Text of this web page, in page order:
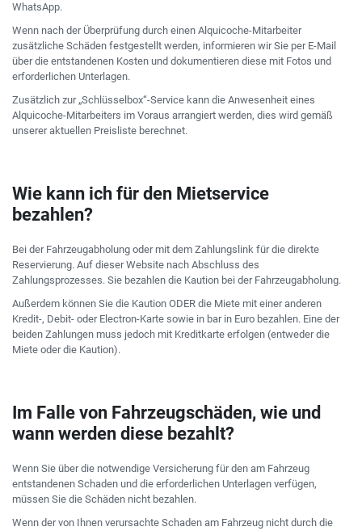
WhatsApp.
Wenn nach der Überprüfung durch einen Alquicoche-Mitarbeiter
zusätzliche Schäden festgestellt werden, informieren wir Sie per E-Mail
über die entstandenen Kosten und dokumentieren diese mit Fotos und
erforderlichen Unterlagen.
Zusätzlich zur „Schlüsselbox“-Service kann die Anwesenheit eines
Alquicoche-Mitarbeiters im Voraus arrangiert werden, dies wird gemäß
unserer aktuellen Preisliste berechnet.
Wie kann ich für den Mietservice
bezahlen?
Bei der Fahrzeugabholung oder mit dem Zahlungslink für die direkte
Reservierung. Auf dieser Website nach Abschluss des
Zahlungsprozesses. Sie bezahlen die Kaution bei der Fahrzeugabholung.
Außerdem können Sie die Kaution ODER die Miete mit einer anderen
Kredit-, Debit- oder Electron-Karte sowie in bar in Euro bezahlen. Eine der
beiden Zahlungen muss jedoch mit Kreditkarte erfolgen (entweder die
Miete oder die Kaution).
Im Falle von Fahrzeugschäden, wie und
wann werden diese bezahlt?
Wenn Sie über die notwendige Versicherung für den am Fahrzeug
entstandenen Schaden und die erforderlichen Unterlagen verfügen,
müssen Sie die Schäden nicht bezahlen.
Wenn der von Ihnen verursachte Schaden am Fahrzeug nicht durch die